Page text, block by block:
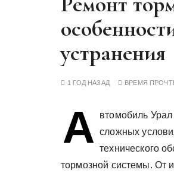
устранения
1 ГОД НАЗАД ВРЕМЯ
А
втомобиль
сложных
технического
тормозной системы. От